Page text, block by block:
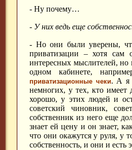
- Ну почему…
- У них ведь еще
- Но они были уверены,
приватизации – хотя
интересных мыслителей,
одном кабинете,
приватизационные чеки. А я
немногих, у тех, кто
хорошо, у этих людей и
советский чиновник,
собственник из него еще
знает ей цену и он знает,
что они окажутся у руля, у
собственность, и они и